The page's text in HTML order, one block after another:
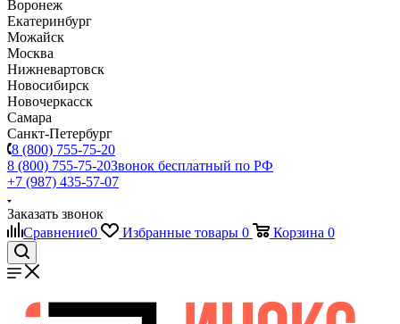
Воронеж
Екатеринбург
Можайск
Москва
Нижневартовск
Новосибирск
Новочеркасск
Самара
Санкт-Петербург
8 (800) 755-75-20
8 (800) 755-75-20Звонок бесплатный по РФ
+7 (987) 435-57-07
Заказать звонок
Сравнение0 Избранные товары 0 Корзина 0